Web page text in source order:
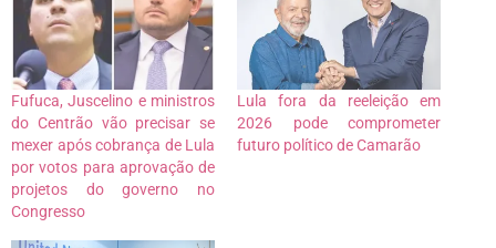
Fufuca, Juscelino e ministros
do Centrão vão precisar se
mexer após cobrança de Lula
por votos para aprovação de
projetos do governo no
Congresso
Lula fora da reeleição em
2026 pode comprometer
futuro político de Camarão